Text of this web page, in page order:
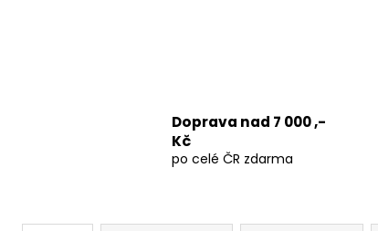
Doprava nad 7 000 ,-
Kč
po celé ČR zdarma